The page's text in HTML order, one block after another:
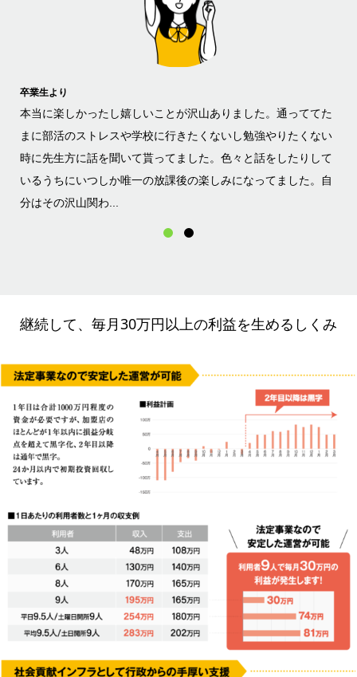
卒業生より
本当に楽しかったし嬉しいことが沢山ありました。通っててた
まに部活のストレスや学校に行きたくないし勉強やりたくない
時に先生方に話を聞いて貰ってました。色々と話をしたりして
いるうちにいつしか唯一の放課後の楽しみになってました。自
分はその沢山関わ...
継続して、毎月30万円以上の利益を生めるしくみ